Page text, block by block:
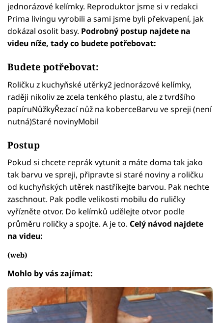
jednorázové kelímky. Reproduktor jsme si v redakci
Prima livingu vyrobili a sami jsme byli překvapení, jak
dokázal osolit basy. Podrobný postup najdete na
videu níže, tady co budete potřebovat:
Budete potřebovat:
Roličku z kuchyňské utěrky2 jednorázové kelímky,
raději nikoliv ze zcela tenkého plastu, ale z tvrdšího
papíruNůžkyŘezací nůž na koberceBarvu ve spreji (není
nutná)Staré novinyMobil
Postup
Pokud si chcete reprák vytunit a máte doma tak jako
tak barvu ve spreji, připravte si staré noviny a roličku
od kuchyňských utěrek nastříkejte barvou. Pak nechte
zaschnout. Pak podle velikosti mobilu do ruličky
vyřízněte otvor. Do kelímků udělejte otvor podle
průměru roličky a spojte. A je to. Celý návod najdete
na videu:
(web)
Mohlo by vás zajímat: